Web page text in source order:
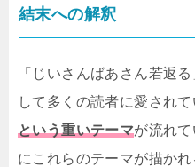
結末への解釈
「じいさんばあさん若返
して多くの読者に愛され
という重いテーマが流れ
にこれらのテーマが描か